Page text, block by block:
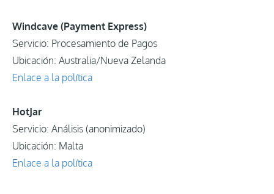
Windcave (Payment Express)
Servicio: Procesamiento de Pagos
Ubicación: Australia/Nueva Zelanda
Enlace a la política
HotJar
Servicio: Análisis (anonimizado)
Ubicación: Malta
Enlace a la política